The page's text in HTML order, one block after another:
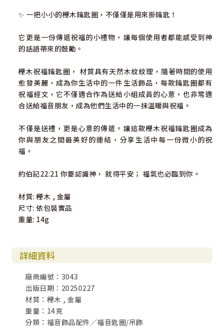
✨ 一把小小的櫸木鑰匙圈，不僅僅是用來掛鑰匙！
它更是一份傳遞祝福的小禮物，讓每個使用者都能感受到神
的話語帶來的鼓勵。
櫸木祝福鑰匙圈， 材質具有天然木紋紋理，隨著時間的使用
愈發美麗，成為你生活中的一件生活飾品，每款鑰匙圈都有
祝福經文，它不僅適合作為送給小組成員的心意，也非常適
合送給福音朋友，成為他們生活中的一抹溫暖與祝福。
不僅是送禮，更是心意的傳遞。讓這款櫸木祝福鑰匙圈成為
你與朋友之間最美好的連結，分享生活中每一份微小的祝
福。
約伯記22:21 你要認識神， 就得平安； 福氣也必臨到你。
材質: 櫸木 , 金屬
尺寸: 依包裝實品
重量: 14g
詳細資料
廠商編號：3043
出版日期：20250227
材質：櫸木 , 金屬
重量：14克
分類：福音飾品配件／福音匙圈/吊飾